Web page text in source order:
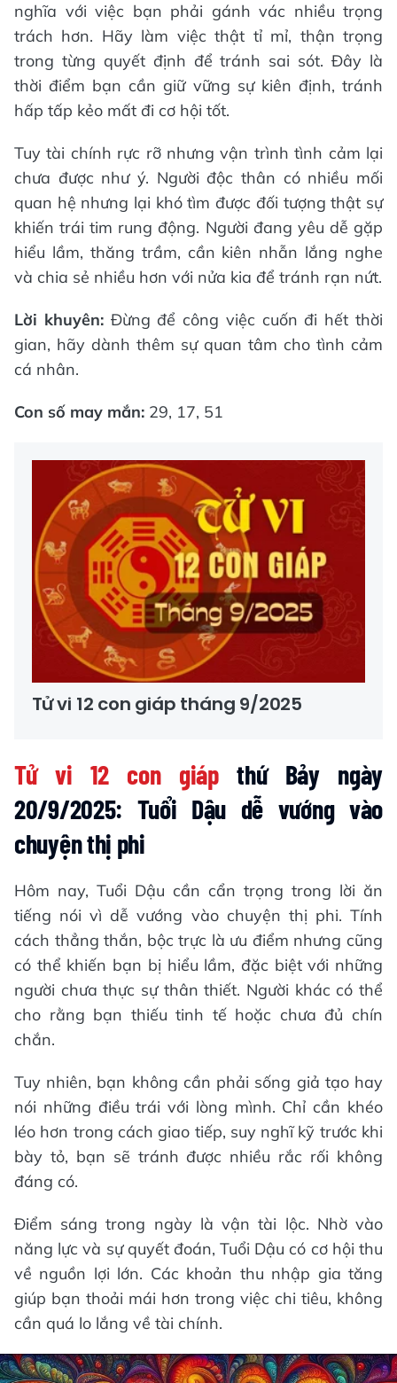
nghĩa với việc bạn phải gánh vác nhiều trọng
trách hơn. Hãy làm việc thật tỉ mỉ, thận trọng
trong từng quyết định để tránh sai sót. Đây là
thời điểm bạn cần giữ vững sự kiên định, tránh
hấp tấp kẻo mất đi cơ hội tốt.
Tuy tài chính rực rỡ nhưng vận trình tình cảm lại
chưa được như ý. Người độc thân có nhiều mối
quan hệ nhưng lại khó tìm được đối tượng thật sự
khiến trái tim rung động. Người đang yêu dễ gặp
hiểu lầm, thăng trầm, cần kiên nhẫn lắng nghe
và chia sẻ nhiều hơn với nửa kia để tránh rạn nứt.
Lời khuyên:Đừng để công việc cuốn đi hết thời
gian, hãy dành thêm sự quan tâm cho tình cảm
cá nhân.
Con số may mắn: 29, 17, 51
Tử vi 12 con giáp tháng 9/2025
Tử vi 12 con giápthứ Bảy ngày
20/9/2025: Tuổi Dậu dễ vướng vào
chuyện thị phi
Hôm nay, Tuổi Dậu cần cẩn trọng trong lời ăn
tiếng nói vì dễ vướng vào chuyện thị phi. Tính
cách thẳng thắn, bộc trực là ưu điểm nhưng cũng
có thể khiến bạn bị hiểu lầm, đặc biệt với những
người chưa thực sự thân thiết. Người khác có thể
cho rằng bạn thiếu tinh tế hoặc chưa đủ chín
chắn.
Tuy nhiên, bạn không cần phải sống giả tạo hay
nói những điều trái với lòng mình. Chỉ cần khéo
léo hơn trong cách giao tiếp, suy nghĩ kỹ trước khi
bày tỏ, bạn sẽ tránh được nhiều rắc rối không
đáng có.
Điểm sáng trong ngày là vận tài lộc. Nhờ vào
năng lực và sự quyết đoán, Tuổi Dậu có cơ hội thu
về nguồn lợi lớn. Các khoản thu nhập gia tăng
giúp bạn thoải mái hơn trong việc chi tiêu, không
cần quá lo lắng về tài chính.